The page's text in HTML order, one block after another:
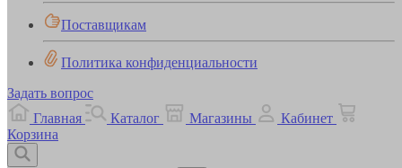
Поставщикам
Политика конфиденциальности
Задать вопрос
Главная
Каталог Магазины
Кабинет
Корзина